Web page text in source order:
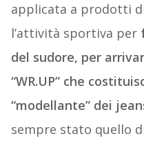
applicata a prodotti
l’attività sportiva per
del sudore, per
“WR.UP” che
“modellante” dei
sempre stato quello